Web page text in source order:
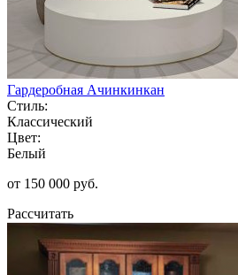
Гардеробная Ачинкинкан
Стиль:
Классический
Цвет:
Белый
от 150 000 руб.
Рассчитать